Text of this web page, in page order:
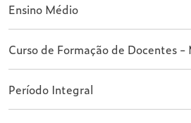
Ensino Médio
Curso de Formação de Docentes
Período Integral